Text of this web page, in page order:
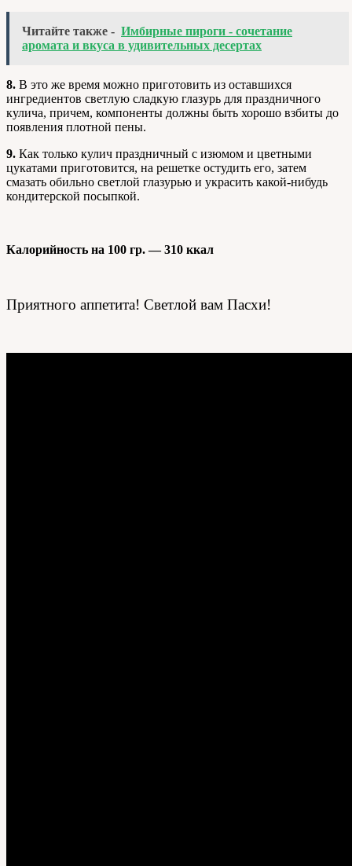
Читайте также - Имбирные пироги - сочетание
аромата и вкуса в удивительных десертах
8. В это же время можно приготовить из оставшихся
ингредиентов светлую сладкую глазурь для праздничного
кулича, причем, компоненты должны быть хорошо взбиты до
появления плотной пены.
9. Как только кулич праздничный с изюмом и цветными
цукатами приготовится, на решетке остудить его, затем
смазать обильно светлой глазурью и украсить какой-нибудь
кондитерской посыпкой.
Калорийность на 100 гр. — 310 ккал
Приятного аппетита! Светлой вам Пасхи!